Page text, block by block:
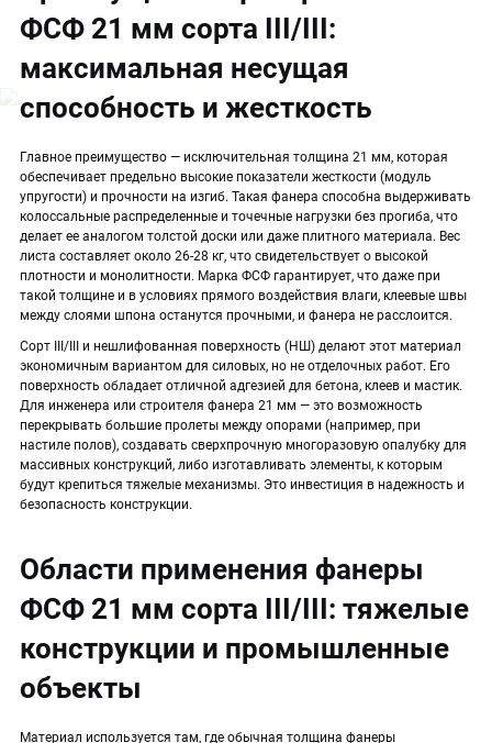
ФСФ 21 мм сорта III/III:
максимальная несущая
способность и жесткость
Главное преимущество — исключительная толщина 21 мм, которая
обеспечивает предельно высокие показатели жесткости (модуль
упругости) и прочности на изгиб. Такая фанера способна выдерживать
колоссальные распределенные и точечные нагрузки без прогиба, что
делает ее аналогом толстой доски или даже плитного материала. Вес
листа составляет около 26-28 кг, что свидетельствует о высокой
плотности и монолитности. Марка ФСФ гарантирует, что даже при
такой толщине и в условиях прямого воздействия влаги, клеевые швы
между слоями шпона останутся прочными, и фанера не расслоится.
Сорт III/III и нешлифованная поверхность (НШ) делают этот материал
экономичным вариантом для силовых, но не отделочных работ. Его
поверхность обладает отличной адгезией для бетона, клеев и мастик.
Для инженера или строителя фанера 21 мм — это возможность
перекрывать большие пролеты между опорами (например, при
настиле полов), создавать сверхпрочную многоразовую опалубку для
массивных конструкций, либо изготавливать элементы, к которым
будут крепиться тяжелые механизмы. Это инвестиция в надежность и
безопасность конструкции.
Области применения фанеры
ФСФ 21 мм сорта III/III: тяжелые
конструкции и промышленные
объекты
Материал используется там, где обычная толщина фанеры